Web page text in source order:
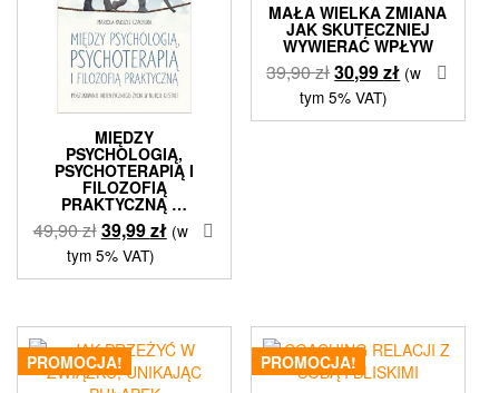
MIĘDZY
PSYCHOLOGIĄ,
PSYCHOTERAPIĄ I
FILOZOFIĄ
PRAKTYCZNĄ …
49,90złPierwotna
cena
wynosiła:
39,99złAktualna
wynosi:
(w
tym 5% VAT)
MAŁA WIELKA ZMIANA
JAK SKUTECZNIEJ
WYWIERAĆ WPŁYW
39,90złPierwotna
cena
wynosiła:
30,99złAktualna
wynosi:
(w
tym 5% VAT)
PROMOCJA!
PROMOCJA!